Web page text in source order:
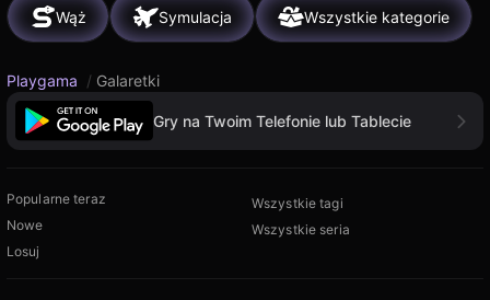
Wąż Symulacja Wszystkie kategorie
Playgama / Galaretki
Gry na Twoim Telefonie lub Tablecie
Popularne teraz
Nowe
Losuj
Wszystkie tagi
Wszystkie seria